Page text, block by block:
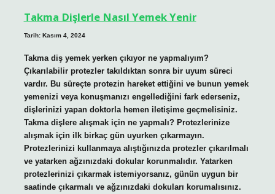
Takma Dişlerle Nasıl Yemek Yenir
Tarih: Kasım 4, 2024
Takma diş yemek yerken çıkıyor ne yapmalıyım?
Çıkarılabilir protezler takıldıktan sonra bir uyum süreci
vardır. Bu süreçte protezin hareket ettiğini ve bunun yemek
yemenizi veya konuşmanızı engellediğini fark ederseniz,
dişlerinizi yapan doktorla hemen iletişime geçmelisiniz.
Takma dişlere alışmak için ne yapmalı? Protezlerinize
alışmak için ilk birkaç gün uyurken çıkarmayın.
Protezlerinizi kullanmaya alıştığınızda protezler çıkarılmalı
ve yatarken ağzınızdaki dokular korunmalıdır. Yatarken
protezlerinizi çıkarmak istemiyorsanız, günün uygun bir
saatinde çıkarmalı ve ağzınızdaki dokuları korumalısınız.